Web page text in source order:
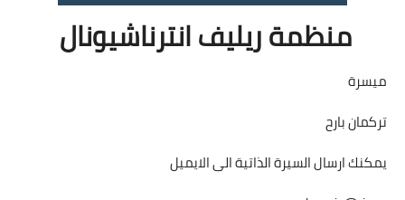
منظمة ريليف انترناشيونال
ميسرة
تركمان بارح
يمكنك ارسال السيرة الذاتية الى الايميل